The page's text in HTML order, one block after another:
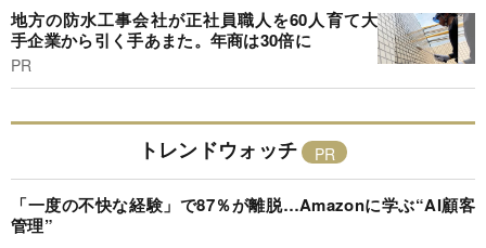
地方の防水工事会社が正社員職人を60人育て大
手企業から引く手あまた。年商は30倍に
PR
トレンドウォッチ
「一度の不快な経験」で87％が離脱…Amazonに学ぶ“AI顧客
管理”